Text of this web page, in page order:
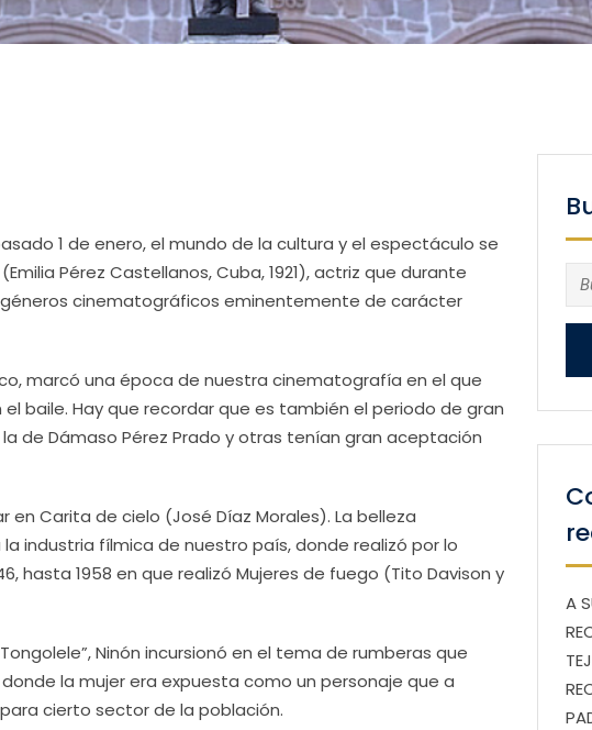
1 de enero, el mundo de la cultura y el espectáculo se
Pérez Castellanos, Cuba, 1921), actriz que durante
cinematográficos eminentemente de carácter
marcó una época de nuestra cinematografía en el que
baile. Hay que recordar que es también el periodo de gran
de Dámaso Pérez Prado y otras tenían gran aceptación
en Carita de cielo (José Díaz Morales). La belleza
industria fílmica de nuestro país, donde realizó por lo
hasta 1958 en que realizó Mujeres de fuego (Tito Davison y
Ninón incursionó en el tema de rumberas que
la mujer era expuesta como un personaje que a
cierto sector de la población.
A